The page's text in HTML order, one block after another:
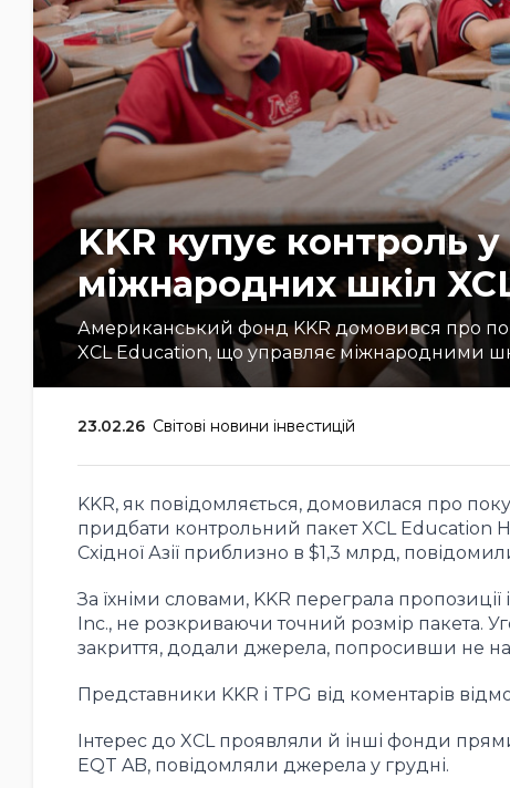
KKR купує контроль
міжнародних шкіл
Американський фонд KKR домовився про
XCL Education, що управляє міжнародними
23.02.26 Світові новини інвестицій
KKR, як повідомляється, домовилася про
придбати контрольний пакет XCL Education
Східної Азії приблизно в $1,3 млрд,
За їхніми словами, KKR переграла
Inc., не розкриваючи точний розмір пакета.
закриття, додали джерела, попросивши не
Представники KKR і TPG від коментарів
Інтерес до XCL проявляли й інші фонди
EQT AB, повідомляли джерела у грудні.